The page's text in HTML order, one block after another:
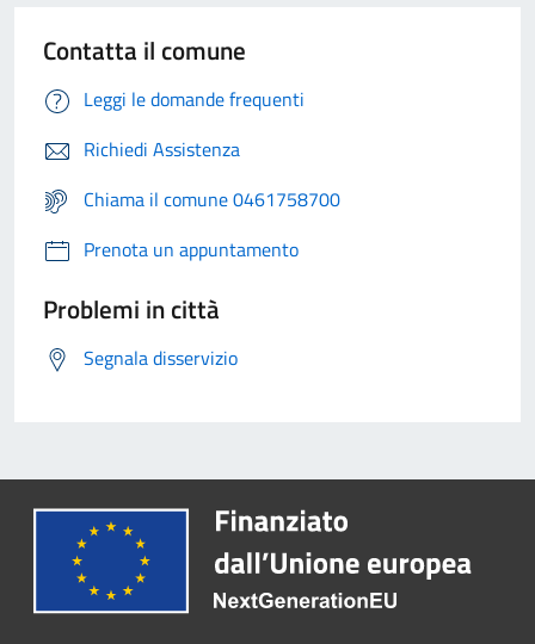
Contatta il comune
Leggi le domande frequenti
Richiedi Assistenza
Chiama il comune 0461758700
Prenota un appuntamento
Problemi in città
Segnala disservizio